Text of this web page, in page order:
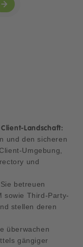
Landschaft:
und den sicheren
Umgebung,
und
Sie betreuen
sowie Third-Party-
stellen deren
überwachen
gängiger